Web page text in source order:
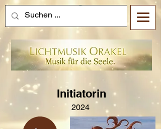
Initiatorin
2024